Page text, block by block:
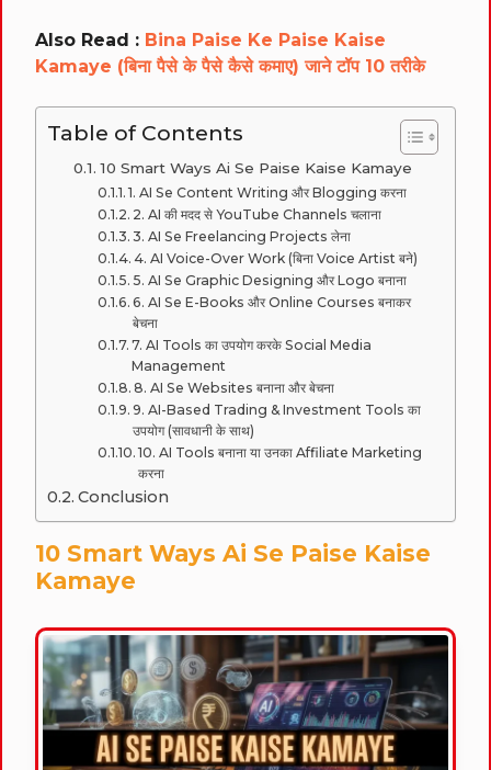
Also Read : Bina Paise Ke Paise Kaise
Kamaye (बिना पैसे के पैसे कैसे कमाए) जाने टॉप 10 तरीके
Table of Contents
10 Smart Ways Ai Se Paise Kaise Kamaye
1. AI Se Content Writing और Blogging करना
2. AI की मदद से YouTube Channels चलाना
3. AI Se Freelancing Projects लेना
4. AI Voice-Over Work (बिना Voice Artist बने)
5. AI Se Graphic Designing और Logo बनाना
6. AI Se E-Books और Online Courses बनाकर
बेचना
7. AI Tools का उपयोग करके Social Media
Management
8. AI Se Websites बनाना और बेचना
9. AI-Based Trading & Investment Tools का
उपयोग (सावधानी के साथ)
10. AI Tools बनाना या उनका Affiliate Marketing
करना
Conclusion
10 Smart Ways Ai Se Paise Kaise
Kamaye